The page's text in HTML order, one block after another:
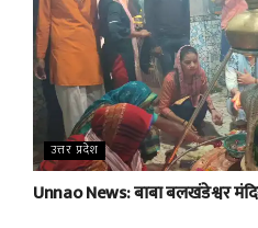
उत्तर प्रदेश
Unnao News: बाबा बलखंडेश्वर